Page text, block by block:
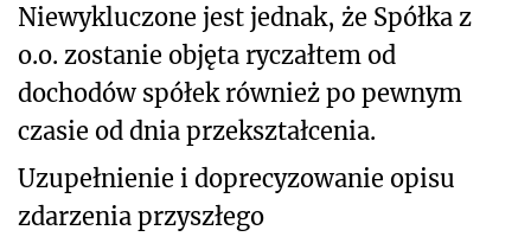
Niewykluczone jest jednak, że Spółka z
o.o. zostanie objęta ryczałtem od
dochodów spółek również po pewnym
czasie od dnia przekształcenia.
Uzupełnienie i doprecyzowanie opisu
zdarzenia przyszłego